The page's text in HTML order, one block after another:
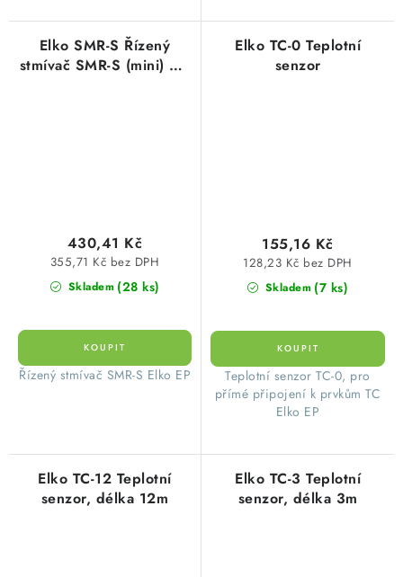
Elko SMR-S Řízený
stmívač SMR-S (mini) AC
Skladem (28 ks)
355,71 Kč bez DPH
430,41 Kč
​ Řízený stmívač SMR-S Elko EP
Elko TC-0 Teplotní
senzor
Skladem (7 ks)
128,23 Kč bez DPH
155,16 Kč
Teplotní senzor TC-0, pro
přímé připojení k prvkům TC
Elko EP
Elko TC-12 Teplotní
senzor, délka 12m
Elko TC-3 Teplotní
senzor, délka 3m